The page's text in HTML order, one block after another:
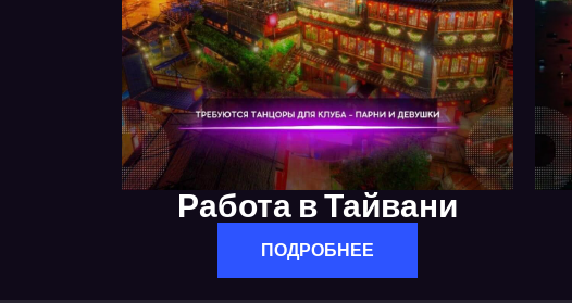
Работа в Тайвани
ПОДРОБНЕЕ